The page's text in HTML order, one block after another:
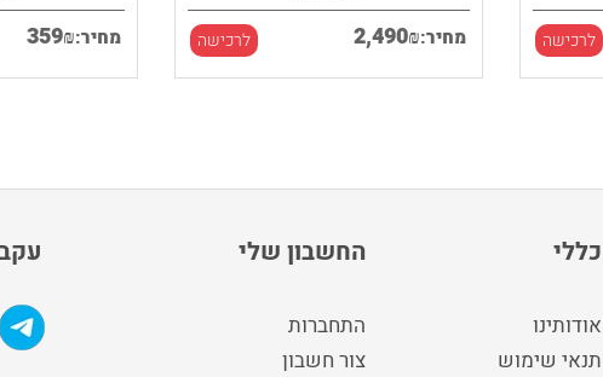
מחיר: 359₪ מחיר: 2,490₪ לרכישה לרכישה
החשבון שלי
התחברות
צור חשבון
כללי
אודותינו
תנאי שימוש